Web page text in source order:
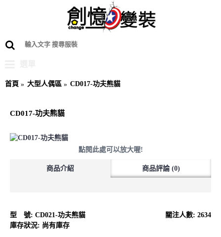
首頁 大型人偶區 CD017-功夫熊貓
CD017-功夫熊貓
點閱此處可以放大喔!
商品介紹 商品評論 (0)
關注人數: 2634
型 號: CD021-功夫熊貓
庫存狀況: 尚有庫存